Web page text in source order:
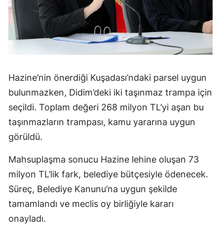
Hazine’nin önerdiği Kuşadası’ndaki parsel uygun
bulunmazken, Didim’deki iki taşınmaz trampa için
seçildi. Toplam değeri 268 milyon TL’yi aşan bu
taşınmazların trampası, kamu yararına uygun
görüldü.
Mahsuplaşma sonucu Hazine lehine oluşan 73
milyon TL’lik fark, belediye bütçesiyle ödenecek.
Süreç, Belediye Kanunu’na uygun şekilde
tamamlandı ve meclis oy birliğiyle kararı
onayladı.